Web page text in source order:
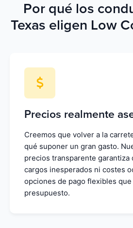
Por qué los
Texas eligen Low
Precios realmente
Creemos que volver a la
qué suponer un gran gasto.
precios transparente garantiza
cargos inesperados ni costes
opciones de pago flexibles que
presupuesto.